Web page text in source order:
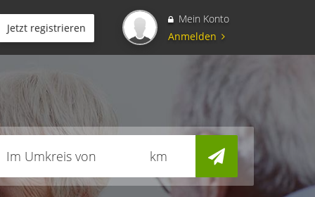
Jetzt registrieren
Mein Konto
Anmelden